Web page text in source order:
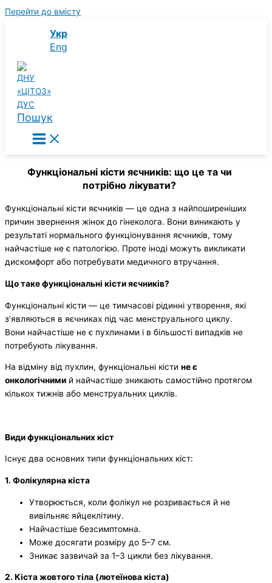
Перейти до вмісту
Укр
Eng
Пошук
Функціональні кісти яєчників: що це та чи
потрібно лікувати?
Функціональні кісти яєчників — це одна з найпоширеніших
причин звернення жінок до гінеколога. Вони виникають у
результаті нормального функціонування яєчників, тому
найчастіше не є патологією. Проте іноді можуть викликати
дискомфорт або потребувати медичного втручання.
Що таке функціональні кісти яєчників?
Функціональні кісти — це тимчасові рідинні утворення, які
з’являються в яєчниках під час менструального циклу.
Вони найчастіше не є пухлинами і в більшості випадків не
потребують лікування.
На відміну від пухлин, функціональні кісти не є
онкологічними й найчастіше зникають самостійно протягом
кількох тижнів або менструальних циклів.
Види функціональних кіст
Існує два основних типи функціональних кіст:
1. Фолікулярна кіста
Утворюється, коли фолікул не розривається й не
вивільняє яйцеклітину.
Найчастіше безсимптомна.
Може досягати розміру до 5–7 см.
Зникає зазвичай за 1–3 цикли без лікування.
2. Кіста жовтого тіла (лютеїнова кіста)